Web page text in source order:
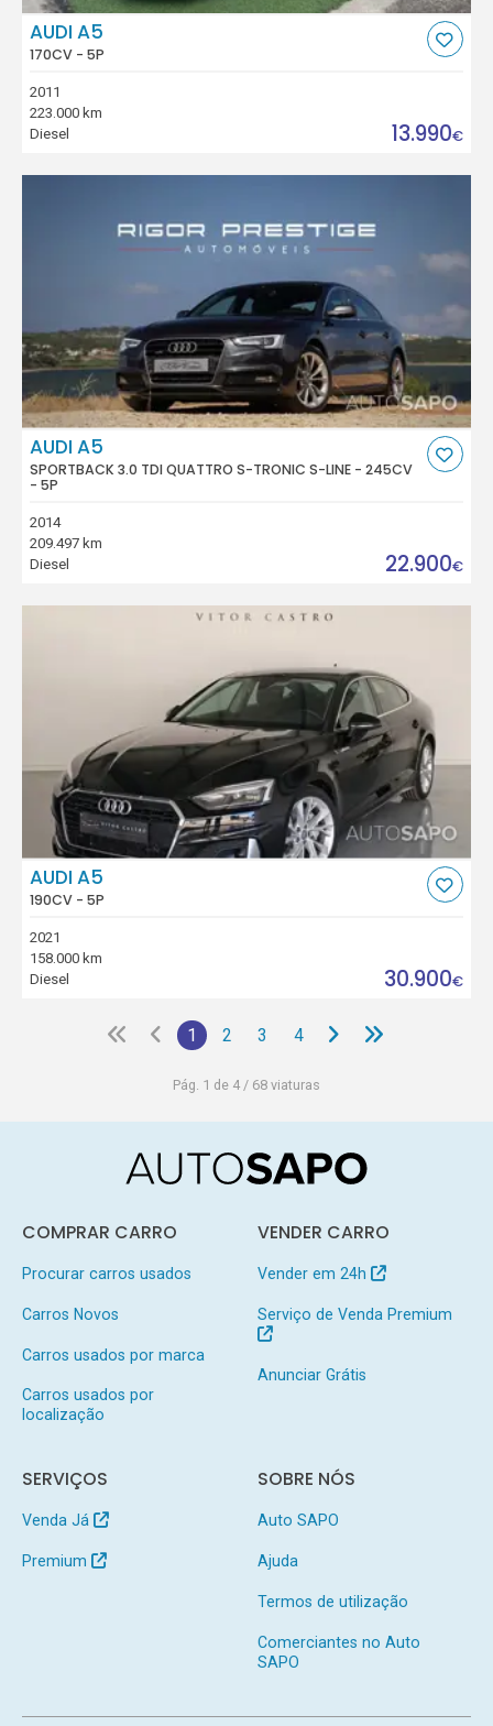
AUDI A5
170CV - 5P
2011
223.000 km
Diesel
13.990€
AUDI A5
SPORTBACK 3.0 TDI QUATTRO S-TRONIC S-LINE - 245CV
- 5P
2014
209.497 km
Diesel
22.900€
AUDI A5
190CV - 5P
2021
158.000 km
Diesel
30.900€
1 2 3 4
Pág. 1 de 4 / 68 viaturas
COMPRAR CARRO
Procurar carros usados
Carros Novos
Carros usados por marca
Carros usados por
localização
VENDER CARRO
Vender em 24h
Serviço de Venda Premium
Anunciar Grátis
SERVIÇOS
Venda Já
Premium
SOBRE NÓS
Auto SAPO
Ajuda
Termos de utilização
Comerciantes no Auto
SAPO